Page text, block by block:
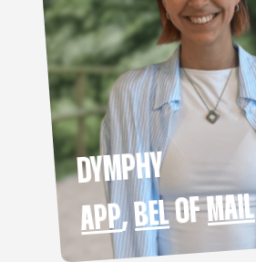
DYMPHY
APP,BELOFMAIL